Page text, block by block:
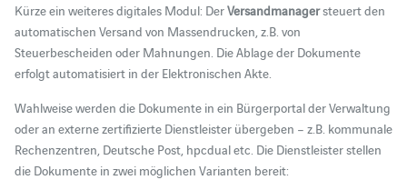
Kürze ein weiteres digitales Modul: DerVersandmanagersteuert den
automatischen Versand von Massendrucken, z.B. von
Steuerbescheiden oder Mahnungen. Die Ablage der Dokumente
erfolgt automatisiert in der Elektronischen Akte.
Wahlweise werden die Dokumente in ein Bürgerportal der Verwaltung
oder an externe zertifizierte Dienstleister übergeben – z.B. kommunale
Rechenzentren, Deutsche Post, hpcdual etc. Die Dienstleister stellen
die Dokumente in zwei möglichen Varianten bereit: